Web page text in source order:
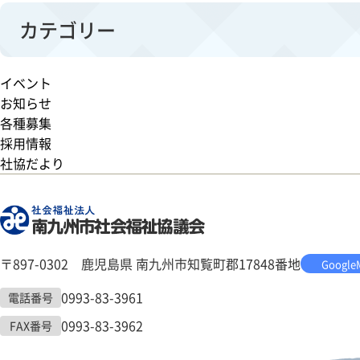
カテゴリー
イベント
お知らせ
各種募集
採用情報
社協だより
〒897-0302 鹿児島県 南九州市知覧町郡17848番地
電話番号 0993-83-3961
FAX番号 0993-83-3962